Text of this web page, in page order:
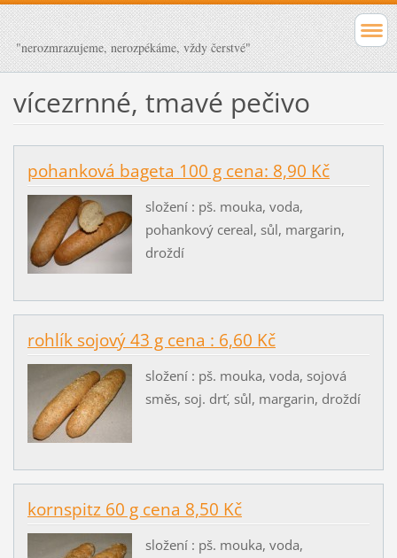
"nerozmrazujeme, nerozpékáme, vždy čerstvé"
vícezrnné, tmavé pečivo
pohanková bageta 100 g cena: 8,90 Kč
složení : pš. mouka, voda,
pohankový cereal, sůl, margarin,
droždí
rohlík sojový 43 g cena : 6,60 Kč
složení : pš. mouka, voda, sojová
směs, soj. drť, sůl, margarin, droždí
kornspitz 60 g cena 8,50 Kč
složení : pš. mouka, voda,